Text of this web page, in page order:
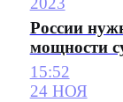
России
мощности
15:52
24 НОЯ